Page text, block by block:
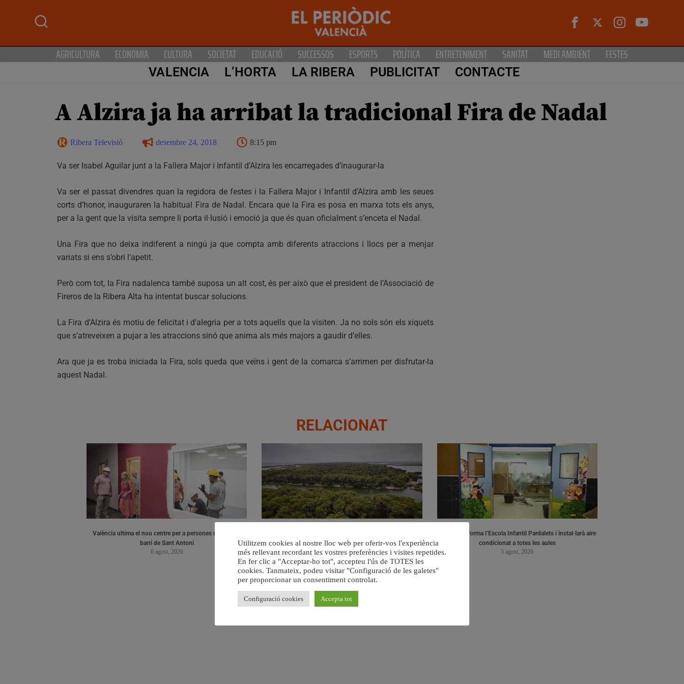
AGRICULTURA ECONOMIA CULTURA SOCIETAT EDUCACIÓ SUCCESSOS ESPORTS POLÍTICA ENTRETENIMENT SANITAT MEDI AMBIENT FESTES
VALENCIA L’HORTA LA RIBERA PUBLICITAT CONTACTE
A Alzira ja ha arribat la tradicional Fira de Nadal
Ribera Televisió desembre 24, 2018 8:15 pm
Va ser Isabel Aguilar junt a la Fallera Major i Infantil d’Alzira les encarregades d’inaugurar-la
Va ser el passat divendres quan la regidora de festes i la Fallera Major i Infantil d’Alzira amb les seues
corts d’honor, inauguraren la habitual Fira de Nadal. Encara que la Fira es posa en marxa tots els anys,
per a la gent que la visita sempre li porta il·lusió i emoció ja que és quan oficialment s’enceta el Nadal.
Una Fira que no deixa indiferent a ningú ja que compta amb diferents atraccions i llocs per a menjar
variats si ens s’obri l’apetit.
Però com tot, la Fira nadalenca també suposa un alt cost, és per això que el president de l’Associació de
Fireros de la Ribera Alta ha intentat buscar solucions.
La Fira d’Alzira és motiu de felicitat i d’alegria per a tots aquells que la visiten. Ja no sols són els xiquets
que s’atreveixen a pujar a les atraccions sinó que anima als més majors a gaudir d’elles.
Ara que ja es troba iniciada la Fira, sols queda que veïns i gent de la comarca s’arrimen per disfrutar-la
aquest Nadal.
RELACIONAT
València ultima el nou centre per a persones majors del
barri de Sant Antoni
6 agost, 2026
Devesa durant el mes de juliol
6 agost, 2026
València reforma l’Escola Infantil Pardalets i instal·larà aire
condicionat a totes les aules
5 agost, 2026
Utilitzem cookies al nostre lloc web per oferir-vos l'experiència
més rellevant recordant les vostres preferències i visites repetides.
En fer clic a "Acceptar-ho tot", accepteu l'ús de TOTES les
cookies. Tanmateix, podeu visitar "Configuració de les galetes"
per proporcionar un consentiment controlat.
Configuració cookies Accepta tot